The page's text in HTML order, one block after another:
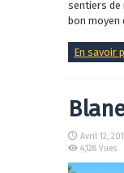
sentiers de
bon moyen
En savoir
Avril 12,
4,128 Vues